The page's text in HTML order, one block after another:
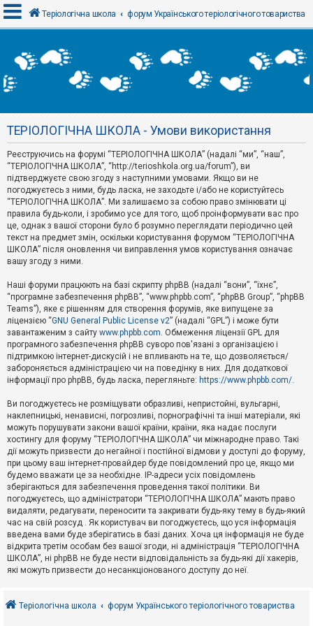
х
і
Р
є
с
т
р
а
ц
я
Т
м
и
б
е
з
в
і
д
п
о
в
д
й
А
к
т
и
в
н
т
е
м
и
о
Теріологічна школа форум Українського теріологічного товариства
ТЕРІОЛОГІЧНА ШКОЛА - Умови використання
Реєструючись на форумі “ТЕРІОЛОГІЧНА ШКОЛА” (надалі “ми”, “наш”,
“ТЕРІОЛОГІЧНА ШКОЛА”, “http://terioshkola.org.ua/forum”), ви
підтверджуєте свою згоду з наступними умовами. Якщо ви не
погоджуєтесь з ними, будь ласка, не заходьте і/або не користуйтесь
“ТЕРІОЛОГІЧНА ШКОЛА”. Ми залишаємо за собою право змінювати ці
правила будь-коли, і зробимо усе для того, щоб проінформувати вас про
це, однак з вашої сторони було б розумно переглядати періодично цей
текст на предмет змін, оскільки користування форумом “ТЕРІОЛОГІЧНА
ШКОЛА” після оновлення чи виправлення умов користування означає
вашу згоду з ними.
Наші форуми працюють на базі скрипту phpBB (надалі “вони”, “їхнє”,
“програмне забезпечення phpBB”, “www.phpbb.com”, “phpBB Group”, “phpBB
Teams”), яке є рішенням для створення форумів, яке випущене за
ліцензією “GNU General Public License v2” (надалі “GPL”) і може бути
завантаженим з сайту www.phpbb.com. Обмеження ліцензії GPL для
програмного забезпечення phpBB суворо пов'язані з організацією і
підтримкою інтернет-дискусій і не впливають на те, що дозволяється/
забороняється адміністрацією чи на поведінку в них. Для додаткової
інформації про phpBB, будь ласка, перегляньте: https://www.phpbb.com/.
Ви погоджуєтесь не розміщувати образливі, непристойні, вульгарні,
наклепницькі, ненависні, погрозливі, порнографічні та інші матеріали, які
можуть порушувати закони вашої країни, країни, яка надає послуги
хостингу для форуму “ТЕРІОЛОГІЧНА ШКОЛА” чи міжнародне право. Такі
дії можуть призвести до негайної і постійної відмови у доступі до форуму,
при цьому ваш інтернет-провайдер буде повідомлений про це, якщо ми
будемо вважати це за необхідне. IP-адреси усіх повідомлень
зберігаються для забезпечення проведення такої політики. Ви
погоджуєтесь, що адміністратори “ТЕРІОЛОГІЧНА ШКОЛА” мають право
видаляти, редагувати, переносити та закривати будь-яку тему в будь-який
час на свій розсуд . Як користувач ви погоджуєтесь, що уся інформація
введена вами буде зберігатись в базі даних. Хоча ця інформація не буде
відкрита третім особам без вашої згоди, ні адміністрація “ТЕРІОЛОГІЧНА
ШКОЛА”, ні phpBB не буде нести відповідальність за будь-які дії хакерів,
які можуть призвести до несанкціонованого доступу до неї.
Теріологічна школа форум Українського теріологічного товариства